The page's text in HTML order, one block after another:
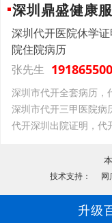
深圳鼎盛健康
深圳代开医院休学
院住院病历
张先生
深圳市代开全套病历，
深圳市代开三甲医院病
代开深圳出院证明，代
技术支持： 网
升级